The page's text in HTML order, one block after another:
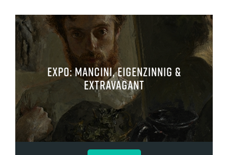
EXPO: Mancini, Eigenzinnig &
Extravagant